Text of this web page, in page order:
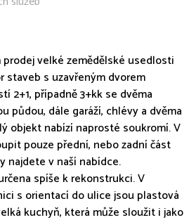
velké zemědělské usedlosti
staveb s uzavřeným dvorem
2+1, případně 3+kk se dvěma
půdou, dále garáží, chlévy a dvěma
objekt nabízí naprosté soukromí. V
pouze přední, nebo zadní část
najdete v naší nabídce.
spíše k rekonstrukci. V
s orientací do ulice jsou plastová
kuchyň, která může sloužit i jako